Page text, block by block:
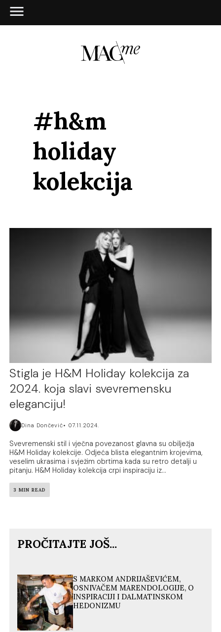
#h&m
holiday
kolekcija
Stigla je H&M Holiday kolekcija za
2024. koja slavi svevremensku
eleganciju!
Dina Dončević 07.11.2024.
Svevremenski stil i vječna povezanost glavna su obilježja
H&M Holiday kolekcije. Odjeća blista elegantnim krojevima,
veselim ukrasima i svježim obrtima kada su retro detalji u
pitanju. H&M Holiday kolekcija crpi inspiraciju iz...
3 MIN READ
PROČITAJTE JOŠ...
S MARKOM ANDRIJAŠEVIĆEM,
OSNIVAČEM MARENDOLOGIJE, O
INSPIRACIJI I DALMATINSKOM
HEDONIZMU